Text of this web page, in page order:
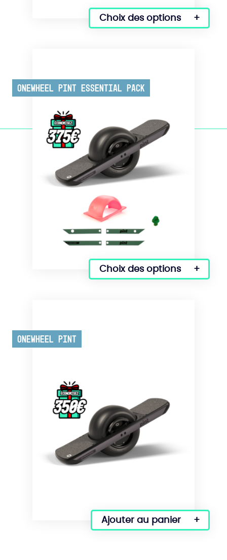
Choix des options
Onewheel Pint Essential Pack
Choix des options
Onewheel Pint
Ajouter au panier